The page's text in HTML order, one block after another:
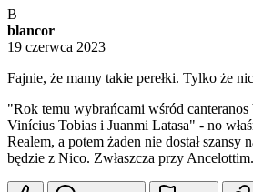
B
blancor
19 czerwca 2023
Fajnie, że mamy takie perełki. Tylko że
"Rok temu wybrańcami wśród
Vinícius Tobias i Juanmi Latasa" - no
Realem, a potem żaden nie dostał szansy
będzie z Nico. Zwłaszcza przy Ancelottim.